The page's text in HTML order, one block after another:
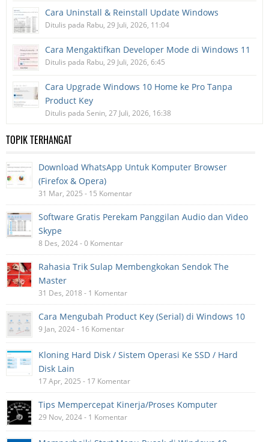
Cara Uninstall & Reinstall Update Windows
Ditulis pada Rabu, 29 Juli, 2026, 11:04
Cara Mengaktifkan Developer Mode di Windows 11
Ditulis pada Rabu, 29 Juli, 2026, 6:45
Cara Upgrade Windows 10 Home ke Pro Tanpa
Product Key
Ditulis pada Senin, 27 Juli, 2026, 16:38
TOPIK TERHANGAT
Download WhatsApp Untuk Komputer Browser
(Firefox & Opera)
31 Mar, 2025 - 15 Komentar
Software Gratis Perekam Panggilan Audio dan Video
Skype
8 Des, 2024 - 0 Komentar
Rahasia Trik Sulap Membengkokan Sendok The
Master
31 Des, 2018 - 1 Komentar
Cara Mengubah Product Key (Serial) di Windows 10
9 Jan, 2024 - 16 Komentar
Kloning Hard Disk / Sistem Operasi Ke SSD / Hard
Disk Lain
17 Apr, 2025 - 17 Komentar
Tips Mempercepat Kinerja/Proses Komputer
29 Nov, 2024 - 1 Komentar